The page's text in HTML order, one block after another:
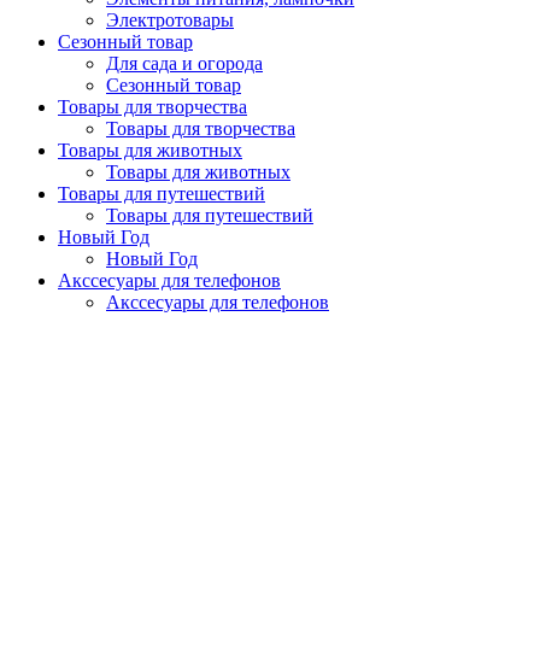
Электротовары
Сезонный товар
Для сада и огорода
Сезонный товар
Товары для творчества
Товары для творчества
Товары для животных
Товары для животных
Товары для путешествий
Товары для путешествий
Новый Год
Новый Год
Акссесуары для телефонов
Акссесуары для телефонов